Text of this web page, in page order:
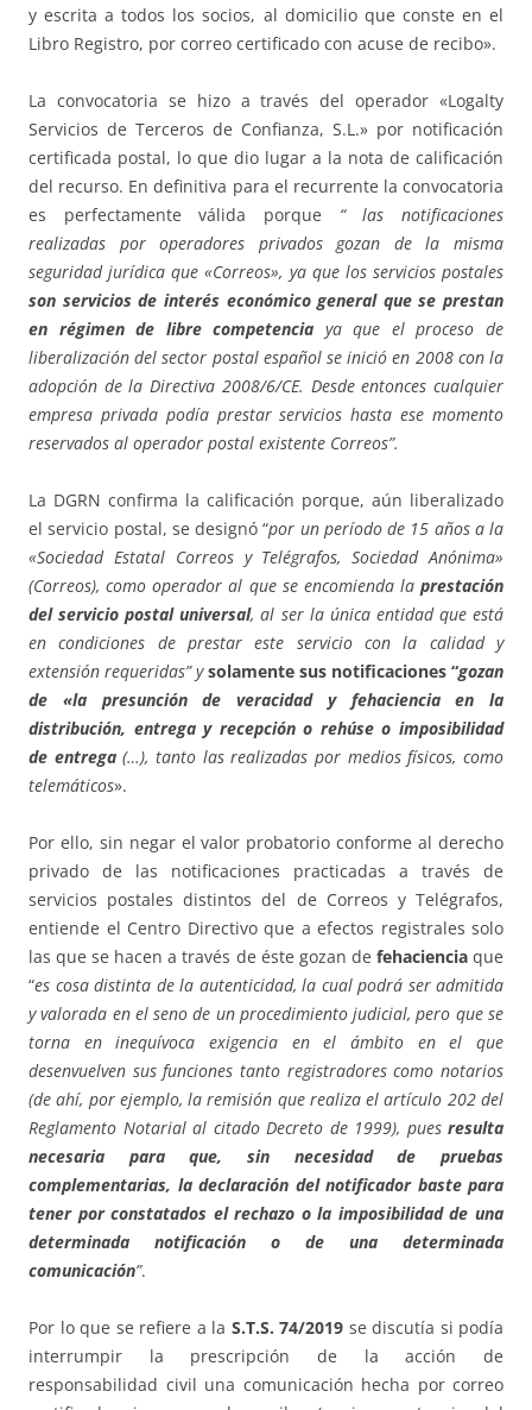
y escrita a todos los socios, al domicilio que conste en el
Libro Registro, por correo certificado con acuse de recibo».
La convocatoria se hizo a través del operador «Logalty
Servicios de Terceros de Confianza, S.L.» por notificación
certificada postal, lo que dio lugar a la nota de calificación
del recurso. En definitiva para el recurrente la convocatoria
es perfectamente válida porque “ las notificaciones
realizadas por operadores privados gozan de la misma
seguridad jurídica que «Correos», ya que los servicios postales
son servicios de interés económico general que se prestan
en régimen de libre competencia ya que el proceso de
liberalización del sector postal español se inició en 2008 con la
adopción de la Directiva 2008/6/CE. Desde entonces cualquier
empresa privada podía prestar servicios hasta ese momento
reservados al operador postal existente Correos”.
La DGRN confirma la calificación porque, aún liberalizado
el servicio postal, se designó “por un período de 15 años a la
«Sociedad Estatal Correos y Telégrafos, Sociedad Anónima»
(Correos), como operador al que se encomienda la prestación
del servicio postal universal, al ser la única entidad que está
en condiciones de prestar este servicio con la calidad y
extensión requeridas” ysolamente sus notificaciones “gozan
de «la presunción de veracidad y fehaciencia en la
distribución, entrega y recepción o rehúse o imposibilidad
de entrega(…), tanto las realizadas por medios físicos, como
telemáticos».
Por ello, sin negar el valor probatorio conforme al derecho
privado de las notificaciones practicadas a través de
servicios postales distintos del de Correos y Telégrafos,
entiende el Centro Directivo que a efectos registrales solo
las que se hacen a través de éste gozan de fehacienciaque
“es cosa distinta de la autenticidad, la cual podrá ser admitida
y valorada en el seno de un procedimiento judicial, pero que se
torna en inequívoca exigencia en el ámbito en el que
desenvuelven sus funciones tanto registradores como notarios
(de ahí, por ejemplo, la remisión que realiza el artículo 202 del
Reglamento Notarial al citado Decreto de 1999), pues resulta
necesaria para que, sin necesidad de pruebas
complementarias, la declaración del notificador baste para
tener por constatados el rechazo o la imposibilidad de una
determinada notificación o de una determinada
comunicación”.
Por lo que se refiere a la S.T.S. 74/2019 se discutía si podía
interrumpir la prescripción de la acción de
responsabilidad civil una comunicación hecha por correo